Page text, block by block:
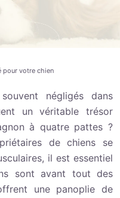
pour votre chien
négligés dans
un véritable trésor
à quatre pattes ?
de chiens se
il est essentiel
sont avant tout des
une panoplie de